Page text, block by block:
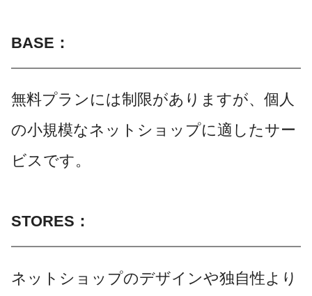
BASE：
無料プランには制限がありますが、個人
の小規模なネットショップに適したサー
ビスです。
STORES：
ネットショップのデザインや独自性より